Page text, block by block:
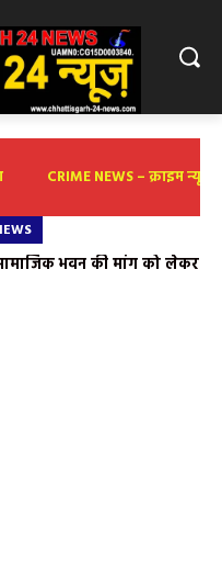
CRIME NEWS – क्राइम न्यूज़
के लिए करोड़ो की सौगात,